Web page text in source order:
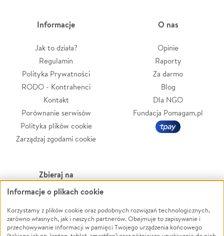
Informacje
Jak to działa?
Regulamin
Polityka Prywatności
RODO - Kontrahenci
Kontakt
Porównanie serwisów
Polityka plików cookie
Zarządzaj zgodami cookie
O nas
Opinie
Raporty
Za darmo
Blog
Dla NGO
Fundacja Pomagam.pl
Zbieraj na
Leczenie
Zwierzęta
Pożar
Powódź
Wichura
Informacje o plikach cookie
Korzystamy z plików cookie oraz podobnych rozwiązań technologicznych,
zarówno własnych, jak i naszych partnerów. Obejmuje to zapisywanie i
przechowywanie informacji w pamięci Twojego urządzenia końcowego